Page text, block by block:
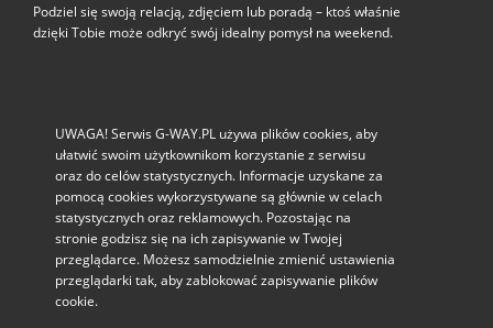
Podziel się swoją relacją, zdjęciem lub poradą – ktoś właśnie
dzięki Tobie może odkryć swój idealny pomysł na weekend.
UWAGA! Serwis G-WAY.PL używa plików cookies, aby
ułatwić swoim użytkownikom korzystanie z serwisu
oraz do celów statystycznych. Informacje uzyskane za
pomocą cookies wykorzystywane są głównie w celach
statystycznych oraz reklamowych. Pozostając na
stronie godzisz się na ich zapisywanie w Twojej
przeglądarce. Możesz samodzielnie zmienić ustawienia
przeglądarki tak, aby zablokować zapisywanie plików
cookie.